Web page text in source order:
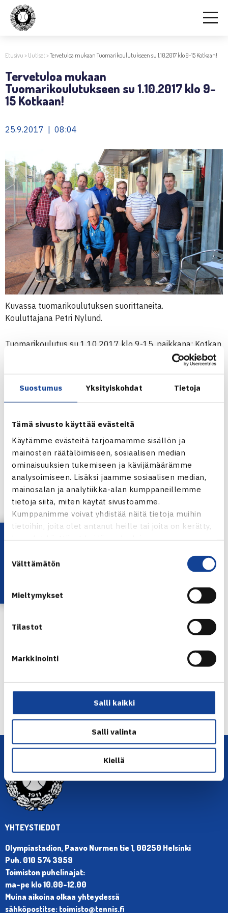
Suostumus Yksityiskohdat Tietoja
Tämä sivusto käyttää evästeitä
Käytämme evästeitä tarjoamamme sisällön ja
mainosten räätälöimiseen, sosiaalisen median
ominaisuuksien tukemiseen ja kävijämäärämme
analysoimiseen. Lisäksi jaamme sosiaalisen median,
mainosalan ja analytiikka-alan kumppaneillemme
tietoja siitä, miten käytät sivustoamme.
Kumppanimme voivat yhdistää näitä tietoja muihin
tietoihin, joita olet antanut heille tai joita on kerätty,
kun olet käyttänyt heidän palvelujaan.
valinta
Välttämätön
Mieltymykset
Tilastot
Markkinointi
Salli kaikki
Salli valinta
Kiellä
Etusivu > Uutiset>Tervetuloa mukaan Tuomarikoulutukseen su 1.10.2017 klo 9-15 Kotkaan!
Tervetuloa mukaan
Tuomarikoulutukseen su 1.10.2017 klo 9-
15 Kotkaan!
25.9.2017 | 08:04
Kuvassa tuomarikoulutuksen suorittaneita.
Kouluttajana Petri Nylund.
Tuomarikoulutus su 1.10.2017 klo 9-15, paikkana: Kotkan
Koulutus sisältää käytännön harjoittelua osana CINIA JGP
12v -turnausta.
petri.nylund@op.fi
Koulutus toteutuu mikäli mukana vähintään neljä
koulutettavaa.
Koulutus sisältää 4 tuntia teoriaa ja yhden tunnin
harjoittelua kentällä. Koulutus antaa pätevyyden toimia
tuomarina kansallisissa kilpailuissa. Koulutus sopii
erinomaiseksi tietopaketiksi myös kilpaileville pelaajille.
tuomarikoulutuksiin. Koulutusta vaaditaan uusilta
käytettäviltä tuomareilta.
← Edellinen
Seuraava uutinen: Suomalaisia pelikentillä
ympäri… →
Lataa OmaTennis!
YHTEYSTIEDOT
Olympiastadion, Paavo Nurmen tie 1, 00250 Helsinki
Puh. 010 574 3959
Toimiston puhelinajat:
ma-pe klo 10.00-12.00
Muina aikoina olkaa yhteydessä
sähköpostitse: toimisto@tennis.fi